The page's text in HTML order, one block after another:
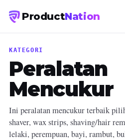
ProductNation
KATEGORI
Peralatan
Mencukur
Ini peralatan mencukur terbaik
shaver, wax strips, shaving/hair
lelaki, perempuan, bayi, rambut,